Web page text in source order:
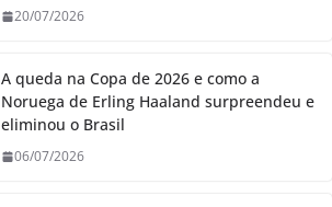
20/07/2026
A queda na Copa de 2026 e como a
Noruega de Erling Haaland surpreendeu e
eliminou o Brasil
06/07/2026